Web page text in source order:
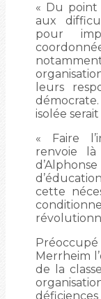
« Du point
aux
pour
leurs
isolée
« Faire
renvoie
cette
Merrheim
de la